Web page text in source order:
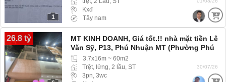
1
Kxđ
Tây nam
26.8 tỷ
MT KINH DOANH, Giá tốt.!! nhà mặt tiền Lê
Văn Sỹ, P13, Phú Nhuận MT (Phường Phú
Nhuận) mặt tiền tiện kinh doanh buôn bán
3.7x16m ~ 60m2
Trệt, lửng, 2 lầu, ST
3pn, 3wc
30/07/26